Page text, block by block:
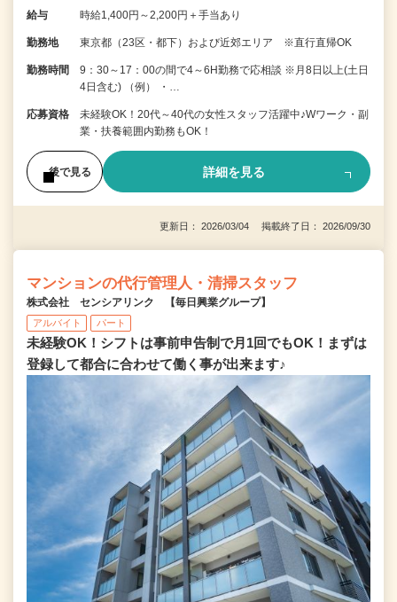
給与 時給1,400円～2,200円＋手当あり
勤務地 東京都（23区・都下）および近郊エリア ※直行直帰OK
勤務時間
9：30～17：00の間で4～6H勤務で応相談 ※月8日以上(土日
4日含む) （例） ・…
応募資格
未経験OK！20代～40代の女性スタッフ活躍中♪Wワーク・副
業・扶養範囲内勤務もOK！
後で見る 詳細を見る
更新日： 2026/03/04 掲載終了日： 2026/09/30
マンションの代行管理人・清掃スタッフ
株式会社 センシアリンク 【毎日興業グループ】
アルバイト パート
未経験OK！シフトは事前申告制で月1回でもOK！まずは
登録して都合に合わせて働く事が出来ます♪